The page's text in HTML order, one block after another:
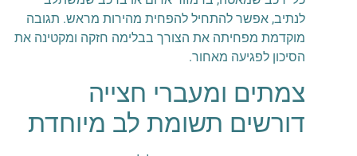
לנתיב, אפשר להתחיל להפחית מהירות מראש. תגובה
מוקדמת מפחיתה את הצורך בבלימה חזקה ומקטינה את
הסיכון לפגיעה מאחור.
צמתים ומעברי חצייה
דורשים תשומת לב מיוחדת